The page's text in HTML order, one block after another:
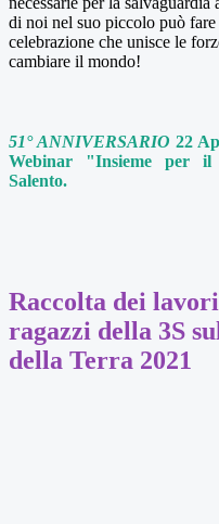
di noi nel suo piccolo può
celebrazione che unisce le
cambiare il mondo!
51° ANNIVERSARIO 22
Webinar "Insieme per il
Salento.
Raccolta dei
ragazzi della 3S
della Terra 2021